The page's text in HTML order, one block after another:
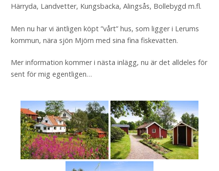
Härryda, Landvetter, Kungsbacka, Alingsås, Bollebygd m.fl.
Men nu har vi äntligen köpt ”vårt” hus, som ligger i Lerums
kommun, nära sjön Mjörn med sina fina fiskevatten.
Mer information kommer i nästa inlägg, nu är det alldeles för
sent för mig egentligen…